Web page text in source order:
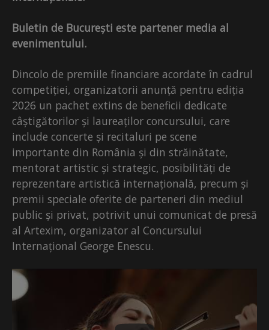
Buletin de București este partener media al
evenimentului.
Dincolo de premiile financiare acordate în cadrul
competiției, organizatorii anunță pentru ediția
2026 un pachet extins de beneficii dedicate
câștigătorilor și laureaților concursului, care
include concerte și recitaluri pe scene
importante din România și din străinătate,
mentorat artistic și strategic, posibilități de
reprezentare artistică internațională, precum și
premii speciale oferite de parteneri din mediul
public și privat, potrivit unui comunicat de presă
al Artexim, organizator al Concursului
Internațional George Enescu.